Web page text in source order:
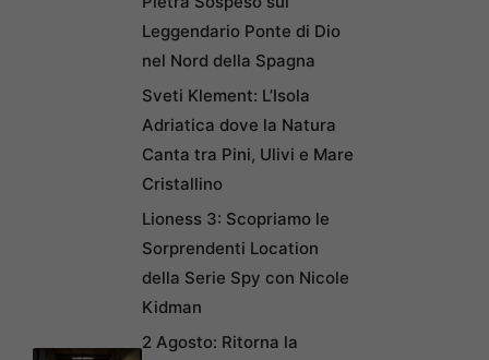
Leggendario Ponte di Dio
nel Nord della Spagna
Sveti Klement: L’Isola
Adriatica dove la Natura
Canta tra Pini, Ulivi e Mare
Cristallino
Lioness 3: Scopriamo le
Sorprendenti Location
della Serie Spy con Nicole
Kidman
2 Agosto: Ritorna la